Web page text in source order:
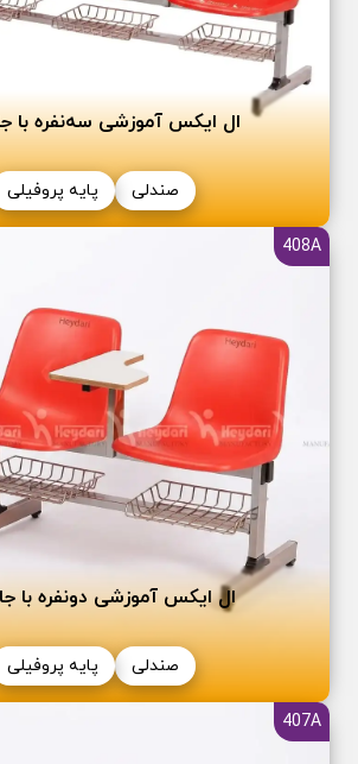
ال ایکس آموزشی سه‌نفره با
صندلی پایه پروفیلی
408A
ال ایکس آموزشی دونفره با
صندلی پایه پروفیلی
407A